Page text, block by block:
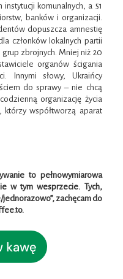
komunalnych, a 51
banków i organizacji.
dopuszcza amnestię
członków lokalnych partii
zbrojnych. Mniej niż 20
organów ścigania
Innymi słowy, Ukraińcy
do sprawy – nie chcą
organizację życia
którzy współtworzą aparat
to pełnowymiarowa
w tym wesprzecie. Tych,
zachęcam do